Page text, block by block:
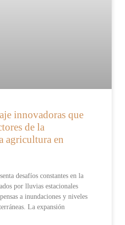
innovadoras que
de la
agricultura en
desafíos constantes en la
por lluvias estacionales
a inundaciones y niveles
La expansión